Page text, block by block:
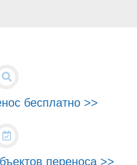
бесплатно >>
переноса >>